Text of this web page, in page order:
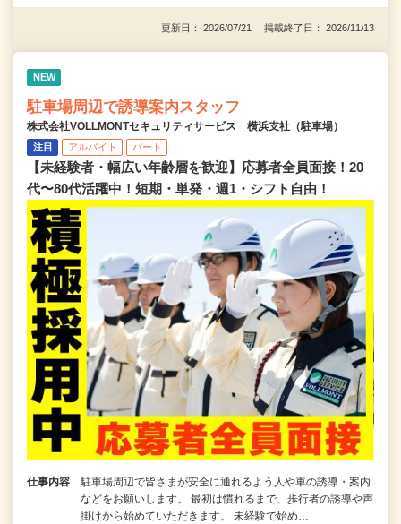
更新日： 2026/07/21 掲載終了日： 2026/11/13
NEW
駐車場周辺で誘導案内スタッフ
株式会社VOLLMONTセキュリティサービス 横浜支社（駐車場）
注目 アルバイト パート
【未経験者・幅広い年齢層を歓迎】応募者全員面接！20
代〜80代活躍中！短期・単発・週1・シフト自由！
仕事内容
駐車場周辺で皆さまが安全に通れるよう人や車の誘導・案内
などをお願いします。 最初は慣れるまで、歩行者の誘導や声
掛けから始めていただきます。 未経験で始め…